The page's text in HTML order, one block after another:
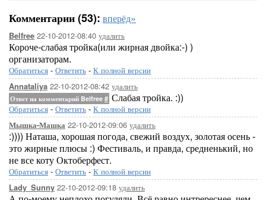
Комментарии (53): вперёд»
Belfree 22-10-2012-08:40 удалить
Короче-слабая тройка(или жирная двойка:-) )
организаторам.
Обратиться - Ответить - К полной версии
Annataliya 22-10-2012-08:42 удалить
Ответ на комментарий Belfree # Слабая тройка. :))
Обратиться - Ответить - К полной версии
Мышка-Машка 22-10-2012-09:06 удалить
:)))) Наташа, хорошая погода, свежий воздух, золотая осень -
это жирные плюсы :) Фестиваль, и правда, средненький, но
не все коту Октоберфест.
Обратиться - Ответить - К полной версии
Lady_Sunny 22-10-2012-09:18 удалить